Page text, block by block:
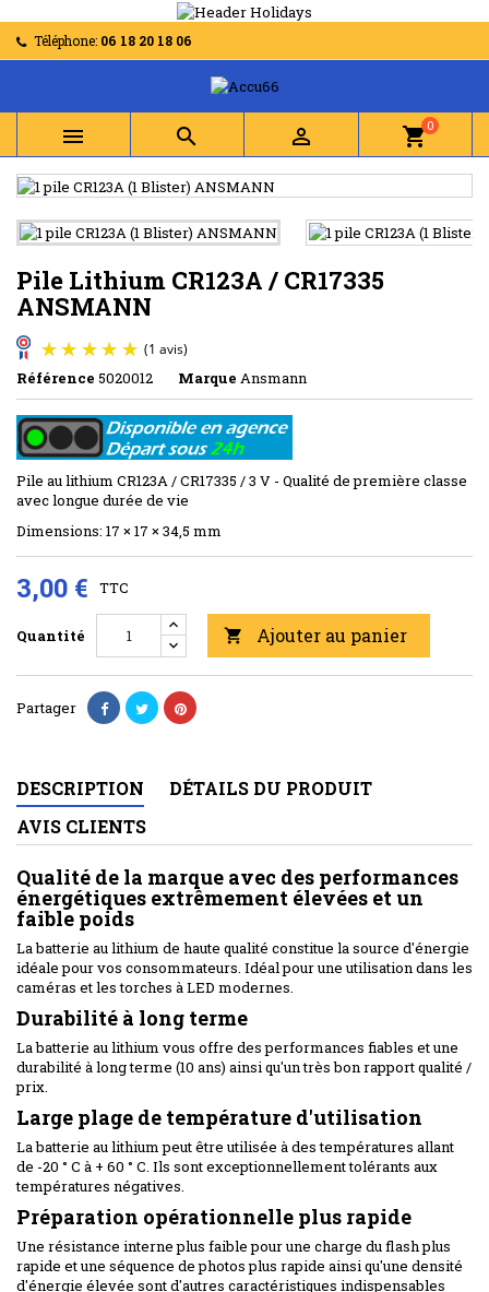
Téléphone: 06 18 20 18 06
   shopping_cart0
Pile Lithium CR123A / CR17335
ANSMANN
(1 avis)
Référence 5020012 Marque Ansmann
Pile au lithium CR123A / CR17335 / 3 V - Qualité de première classe
avec longue durée de vie
Dimensions: 17 × 17 × 34,5 mm
3,00 € TTC
Quantité  Ajouter au panier
Partager
DESCRIPTION
DÉTAILS DU PRODUIT
AVIS CLIENTS
Qualité de la marque avec des performances
énergétiques extrêmement élevées et un
faible poids
La batterie au lithium de haute qualité constitue la source d'énergie
idéale pour vos consommateurs. Idéal pour une utilisation dans les
caméras et les torches à LED modernes.
Durabilité à long terme
La batterie au lithium vous offre des performances fiables et une
durabilité à long terme (10 ans) ainsi qu'un très bon rapport qualité /
prix.
Large plage de température d'utilisation
La batterie au lithium peut être utilisée à des températures allant
de -20 ° C à + 60 ° C. Ils sont exceptionnellement tolérants aux
températures négatives.
Préparation opérationnelle plus rapide
Une résistance interne plus faible pour une charge du flash plus
rapide et une séquence de photos plus rapide ainsi qu'une densité
d'énergie élevée sont d'autres caractéristiques indispensables